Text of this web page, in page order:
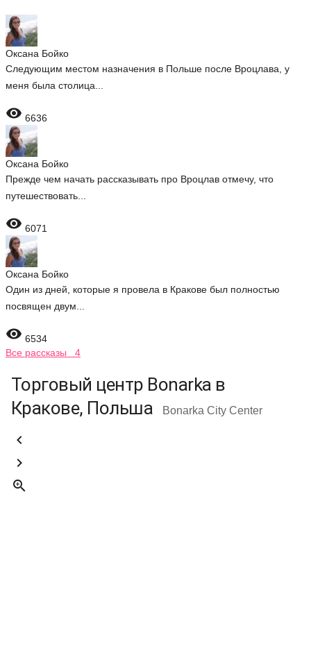
Оксана Бойко
Следующим местом назначения в Польше после Вроцлава, у
меня была столица...
 6636
Оксана Бойко
Прежде чем начать рассказывать про Вроцлав отмечу, что
путешествовать...
 6071
Оксана Бойко
Один из дней, которые я провела в Кракове был полностью
посвящен двум...
 6534
Все рассказы 4
Торговый центр Bonarka в
Кракове, Польша
Bonarka City Center


